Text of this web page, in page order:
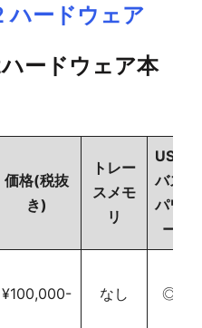
ードウェア
ードウェア本
価格(税抜
き)
トレー
スメモ
リ
USB
バス
パワ
ー
¥100,000- なし ◎